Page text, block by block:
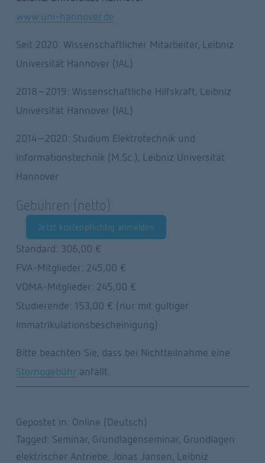
www.uni-hannover.de
Seit 2020: Wissenschaftlicher Mitarbeiter, Leibniz
Universität Hannover (IAL)
2018-2019: Wissenschaftliche Hilfskraft, Leibniz
Universität Hannover (IAL)
2014-2020: Studium Elektrotechnik und
Informationstechnik (M.Sc.), Leibniz Universität
Hannover
Gebühren (netto)
Jetzt kostenpflichtig anmelden
Standard: 306,00 €
FVA-Mitglieder: 245,00 €
VDMA-Mitglieder: 245,00 €
Studierende: 153,00 € (nur mit gültiger
Immatrikulationsbescheinigung)
Stornogebühr anfällt.
Gepostet in: Online (Deutsch)
Tagged: Seminar, Grundlagenseminar, Grundlagen
elektrischer Antriebe, Jonas Jansen, Leibniz